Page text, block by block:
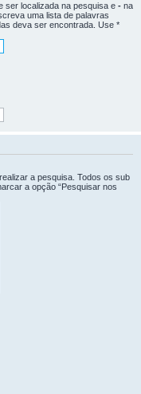
ser localizada na pesquisa e - na
uma lista de palavras
deva ser encontrada. Use *
a pesquisa. Todos os sub
a opção “Pesquisar nos